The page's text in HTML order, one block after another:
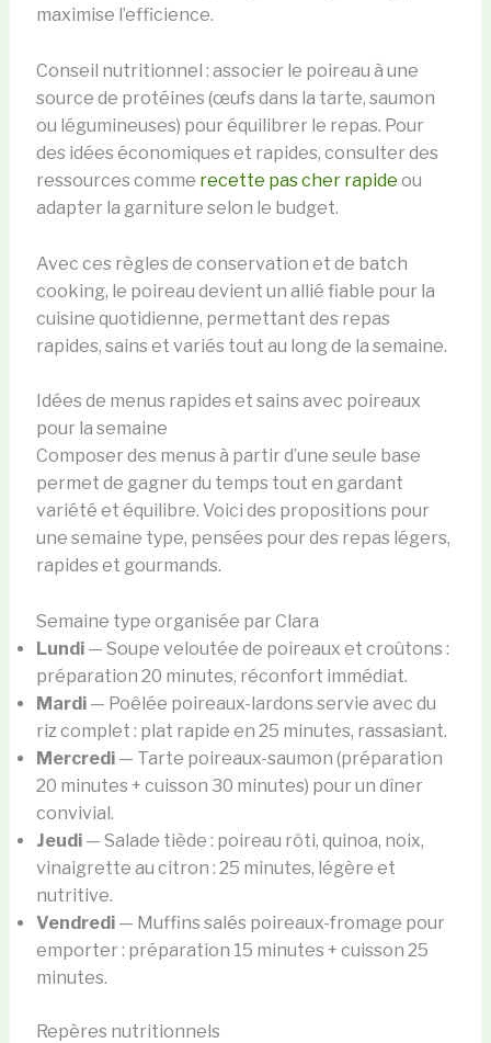
maximise l’efficience.
Conseil nutritionnel : associer le poireau à une
source de protéines (œufs dans la tarte, saumon
ou légumineuses) pour équilibrer le repas. Pour
des idées économiques et rapides, consulter des
ressources comme recette pas cher rapide ou
adapter la garniture selon le budget.
Avec ces règles de conservation et de batch
cooking, le poireau devient un allié fiable pour la
cuisine quotidienne, permettant des repas
rapides, sains et variés tout au long de la semaine.
Idées de menus rapides et sains avec poireaux
pour la semaine
Composer des menus à partir d’une seule base
permet de gagner du temps tout en gardant
variété et équilibre. Voici des propositions pour
une semaine type, pensées pour des repas légers,
rapides et gourmands.
Semaine type organisée par Clara
Lundi— Soupe veloutée de poireaux et croûtons :
préparation 20 minutes, réconfort immédiat.
Mardi— Poêlée poireaux-lardons servie avec du
riz complet : plat rapide en 25 minutes, rassasiant.
Mercredi— Tarte poireaux-saumon (préparation
20 minutes + cuisson 30 minutes) pour un dîner
convivial.
Jeudi— Salade tiède : poireau rôti, quinoa, noix,
vinaigrette au citron : 25 minutes, légère et
nutritive.
Vendredi— Muffins salés poireaux-fromage pour
emporter : préparation 15 minutes + cuisson 25
minutes.
Repères nutritionnels